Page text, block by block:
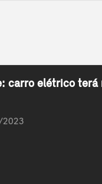
carro elétrico terá
2023